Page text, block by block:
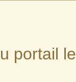
portail